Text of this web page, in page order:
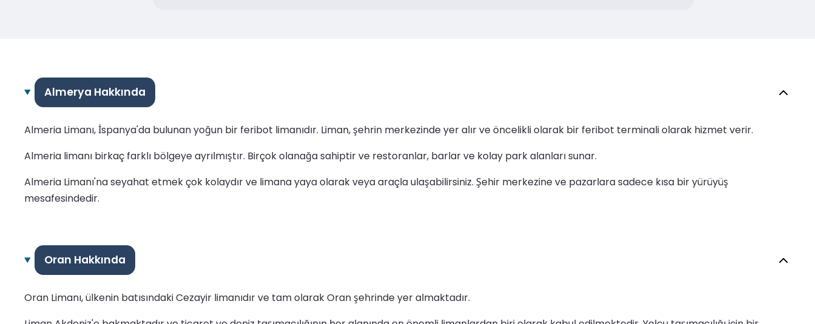
Almerya Hakkında
Almeria Limanı, İspanya'da bulunan yoğun bir feribot limanıdır. Liman, şehrin merkezinde yer alır ve öncelikli olarak bir feribot terminali olarak hizmet verir.
Almeria limanı birkaç farklı bölgeye ayrılmıştır. Birçok olanağa sahiptir ve restoranlar, barlar ve kolay park alanları sunar.
Almeria Limanı'na seyahat etmek çok kolaydır ve limana yaya olarak veya araçla ulaşabilirsiniz. Şehir merkezine ve pazarlara sadece kısa bir yürüyüş
mesafesindedir.
Oran Hakkında
Oran Limanı, ülkenin batısındaki Cezayir limanıdır ve tam olarak Oran şehrinde yer almaktadır.